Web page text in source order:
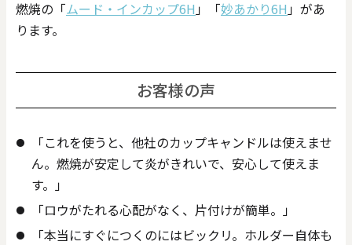
燃焼の「ムード・インカップ6H」「妙あかり6H」があ
ります。
お客様の声
「これを使うと、他社のカップキャンドルは使えませ
ん。燃焼が安定して炎がきれいで、安心して使えま
す。」
「ロウがたれる心配がなく、片付けが簡単。」
「本当にすぐにつくのにはビックリ。ホルダー自体も